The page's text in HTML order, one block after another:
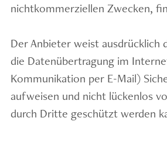
nichtkommerziellen Zwecken,
Der Anbieter weist ausdrücklich
die Datenübertragung im
Kommunikation per E-Mail)
aufweisen und nicht lückenlos
durch Dritte geschützt werden